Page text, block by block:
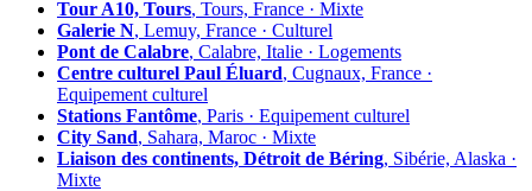
Tour A10, Tours, Tours, France · Mixte
Galerie N, Lemuy, France · Culturel
Pont de Calabre, Calabre, Italie · Logements
Centre culturel Paul Éluard, Cugnaux, France ·
Equipement culturel
Stations Fantôme, Paris · Equipement culturel
City Sand, Sahara, Maroc · Mixte
Liaison des continents, Détroit de Béring, Sibérie, Alaska ·
Mixte